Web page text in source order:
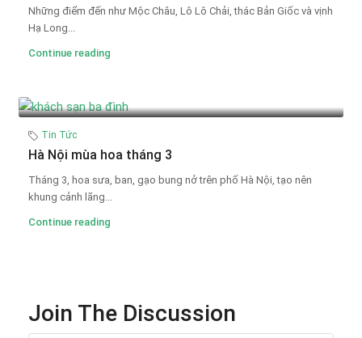
Những điểm đến như Mộc Châu, Lô Lô Chải, thác Bản Giốc và vịnh
Hạ Long...
Continue reading
Tin Tức
Hà Nội mùa hoa tháng 3
Tháng 3, hoa sưa, ban, gạo bung nở trên phố Hà Nội, tạo nên
khung cảnh lãng...
Continue reading
Join The Discussion